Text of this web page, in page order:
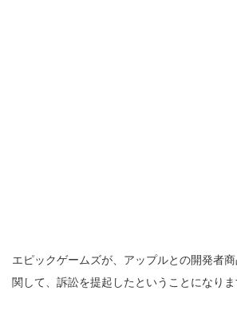
エピックゲームズが、アップルとの開発者
関して、訴訟を提起したということになりま